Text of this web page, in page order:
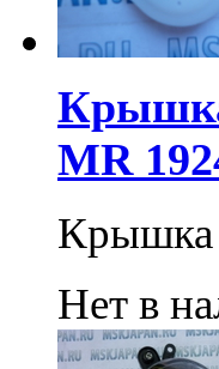
MR
Крышка
Нет в